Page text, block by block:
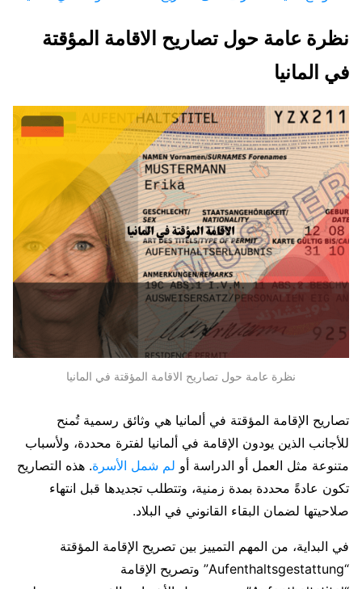
نظرة عامة حول تصاريح الاقامة المؤقتة
في المانيا
نظرة عامة حول تصاريح الاقامة المؤقتة في المانيا
تصاريح الإقامة المؤقتة في ألمانيا هي وثائق رسمية تُمنح
للأجانب الذين يودون الإقامة في ألمانيا لفترة محددة، ولأسباب
متنوعة مثل العمل أو الدراسة أو لم شمل الأسرة. هذه التصاريح
تكون عادةً محددة بمدة زمنية، وتتطلب تجديدها قبل انتهاء
صلاحيتها لضمان البقاء القانوني في البلاد.
في البداية، من المهم التمييز بين تصريح الإقامة المؤقتة
“Aufenthaltsgestattung” وتصريح الإقامة